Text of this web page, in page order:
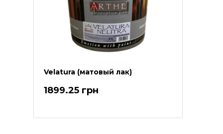
Velatura (матовый лак)
1899.25 грн